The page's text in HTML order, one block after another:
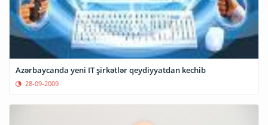
Azərbaycanda yeni IT şirkətlər qeydiyyatdan kechib
28-09-2009